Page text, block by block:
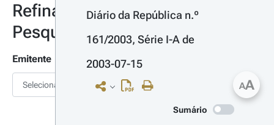
Refinar
Pesquisa
Emitente
Selecionar
Diário da República n.º
161/2003, Série I-A de
2003-07-15
Sumário
AA